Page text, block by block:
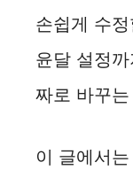
손쉽게 수
윤달 설정
짜로 바꾸
이 글에서